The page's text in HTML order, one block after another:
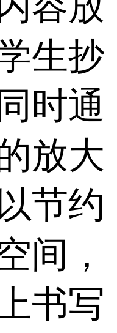
生抄
时通
放大
节约
间，
书写